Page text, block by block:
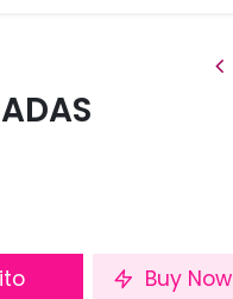
Buy Now